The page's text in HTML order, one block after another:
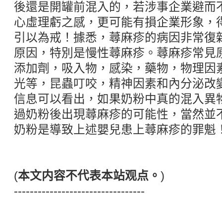
後還是開罐前混入的，若涉事企業避而
心虛理虧之感，更可能有損企業形象，
引以為戒！據悉，蕁麻疹的病因非常復
原因，特別是慢性蕁麻疹。蕁麻疹常見
添加劑，吸入物，感染，藥物，物理因
光等，昆蟲叮咬，精神因素和內分泌改
信息可以看出，如果奶粉中真的混入異
過奶粉後出現蕁麻疹的可能性，當然並
奶粉是導致上述嬰兒患上蕁麻疹的罪魁
(本文内容不代表本站观点。 )
---------------------------------